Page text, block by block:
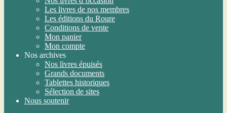
Les livres de nos membres
Les éditions du Roure
Conditions de vente
Mon panier
Mon compte
Nos archives
Nos livres épuisés
Grands documents
Tablettes historiques
Sélection de sites
Nous soutenir